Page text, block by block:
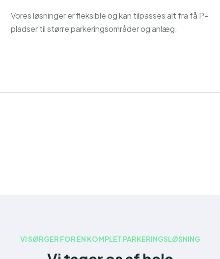
Vores løsninger er fleksible og kan tilpasses alt fra få P-
pladser til større parkeringsområder og anlæg.
VI SØRGER FOR EN KOMPLET PARKERINGSLØSNING